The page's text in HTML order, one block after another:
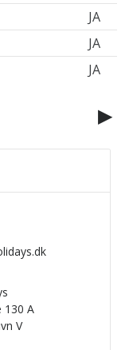
JA
JA
JA
130 A
V